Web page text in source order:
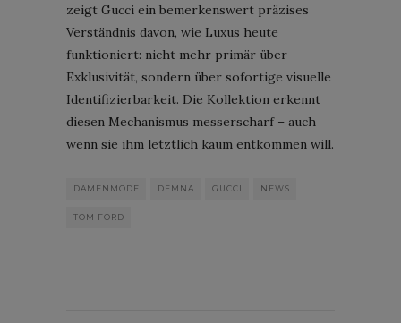
zeigt Gucci ein bemerkenswert präzises
Verständnis davon, wie Luxus heute
funktioniert: nicht mehr primär über
Exklusivität, sondern über sofortige visuelle
Identifizierbarkeit. Die Kollektion erkennt
diesen Mechanismus messerscharf – auch
wenn sie ihm letztlich kaum entkommen will.
DAMENMODE DEMNA GUCCI NEWS
TOM FORD